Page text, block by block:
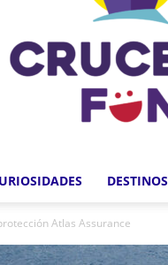
DESTINOS
Atlas Assurance